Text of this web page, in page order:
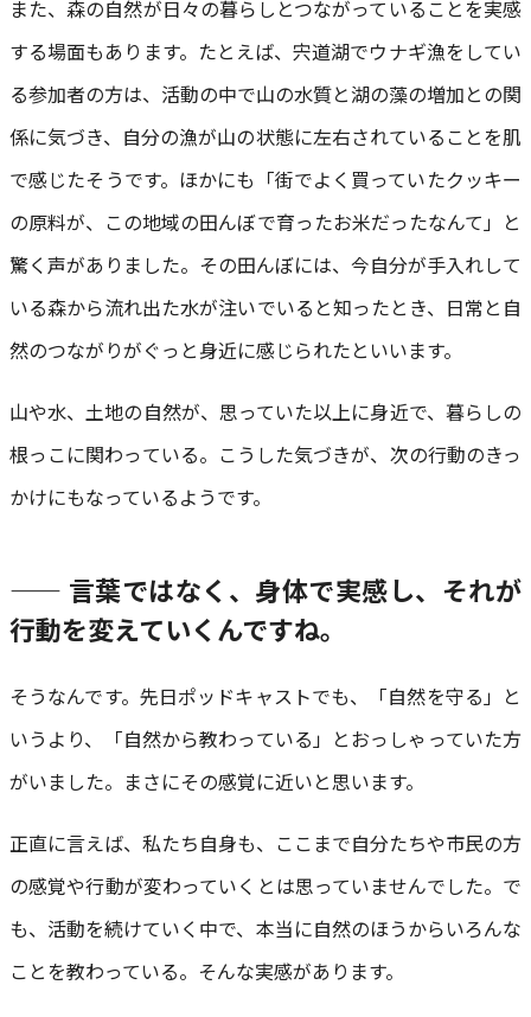
また、森の自然が日々の暮らしとつながっていることを実感
する場面もあります。たとえば、宍道湖でウナギ漁をしてい
る参加者の方は、活動の中で山の水質と湖の藻の増加との関
係に気づき、自分の漁が山の状態に左右されていることを肌
で感じたそうです。ほかにも「街でよく買っていたクッキー
の原料が、この地域の田んぼで育ったお米だったなんて」と
驚く声がありました。その田んぼには、今自分が手入れして
いる森から流れ出た水が注いでいると知ったとき、日常と自
然のつながりがぐっと身近に感じられたといいます。
山や水、土地の自然が、思っていた以上に身近で、暮らしの
根っこに関わっている。こうした気づきが、次の行動のきっ
かけにもなっているようです。
—— 言葉ではなく、身体で実感し、それが
行動を変えていくんですね。
そうなんです。先日ポッドキャストでも、「自然を守る」と
いうより、「自然から教わっている」とおっしゃっていた方
がいました。まさにその感覚に近いと思います。
正直に言えば、私たち自身も、ここまで自分たちや市民の方
の感覚や行動が変わっていくとは思っていませんでした。で
も、活動を続けていく中で、本当に自然のほうからいろんな
ことを教わっている。そんな実感があります。